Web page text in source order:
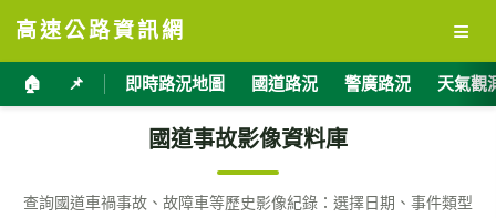
高速公路資訊網 ≡
🏠 📌 即時路況地圖 國道路況 警廣路況 天氣觀
國道事故影像資料庫
查詢國道車禍事故、故障車等歷史影像紀錄：選擇日期、事件類型